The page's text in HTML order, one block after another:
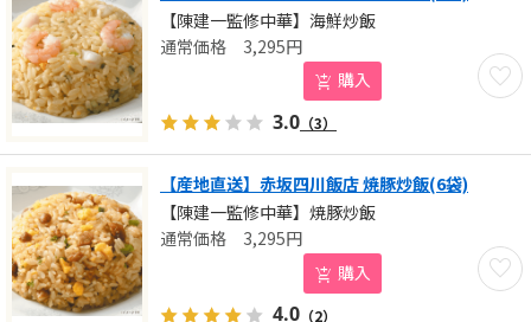
【陳建一監修中華】海鮮炒飯
お気
3,295円
購入
3.0 （3）
【産地直送】赤坂四川飯店 焼豚炒飯(6袋)
【陳建一監修中華】焼豚炒飯
お気
3,295円
購入
4.0 （2）